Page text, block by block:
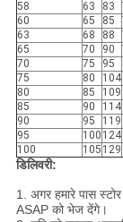
58
63 83
60
65 85
63
68 88
65
70 90
70
75 95
75
80 104
80
85 109
85
90 114
90
95 119
95
100 124
100
105 129
डिलिवरी:
1. अगर हमारे पास
ASAP को भेज देंगे।